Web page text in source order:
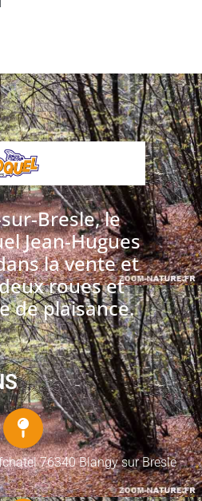
Bresle, le
Jean-Hugues
la vente et
roues et
de plaisance.
76340 Blangy sur Bresle